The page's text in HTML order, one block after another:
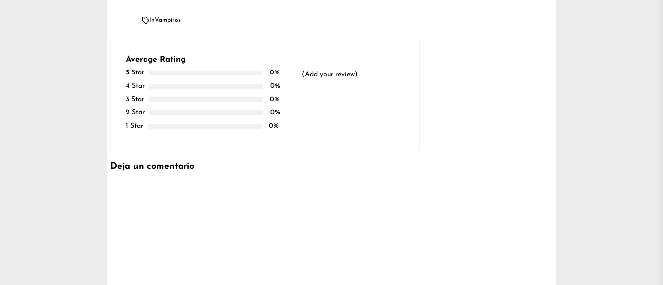
InVampiros
Average Rating
5 Star
0%
4 Star
0%
3 Star
0%
2 Star
0%
1 Star
0%
(Add your review)
Deja un comentario